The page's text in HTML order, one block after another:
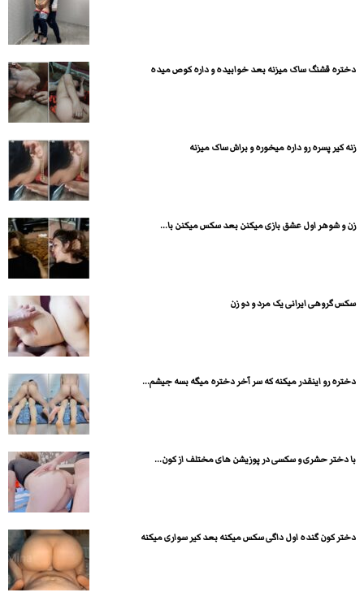
دختره قشنگ ساک میزنه بعد خوابیده و داره کوص میده
زنه کیر پسره رو داره میخوره و براش ساک میزنه
زن و شوهر اول عشق بازی میکنن بعد سکس میکنن با...
سکس گروهی ایرانی یک مرد و دو زن
دختره رو اینقدر میکنه که سر آخر دختره میگه بسه جیشم...
با دختر حشری و سکسی در پوزیشن های مختلف از کون...
دختر کون گنده اول داگی سکس میکنه بعد کیر سواری میکنه